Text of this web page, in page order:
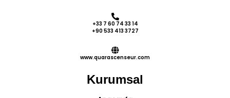
+33 7 60 74 33 14
+90 533 413 3727
www.quarascenseur.com
Kurumsal